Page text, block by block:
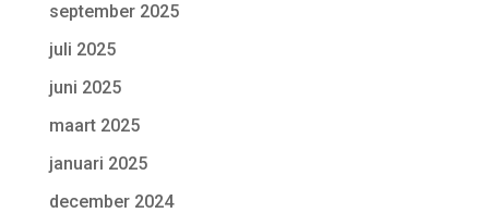
september 2025
juli 2025
juni 2025
maart 2025
januari 2025
december 2024